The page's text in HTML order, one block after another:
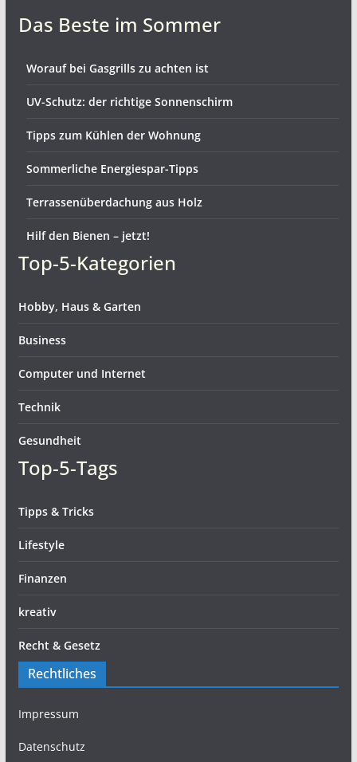
Das Beste im Sommer
Worauf bei Gasgrills zu achten ist
UV-Schutz: der richtige Sonnenschirm
Tipps zum Kühlen der Wohnung
Sommerliche Energiespar-Tipps
Terrassenüberdachung aus Holz
Hilf den Bienen – jetzt!
Top-5-Kategorien
Hobby, Haus & Garten
Business
Computer und Internet
Technik
Gesundheit
Top-5-Tags
Tipps & Tricks
Lifestyle
Finanzen
kreativ
Recht & Gesetz
Rechtliches
Impressum
Datenschutz